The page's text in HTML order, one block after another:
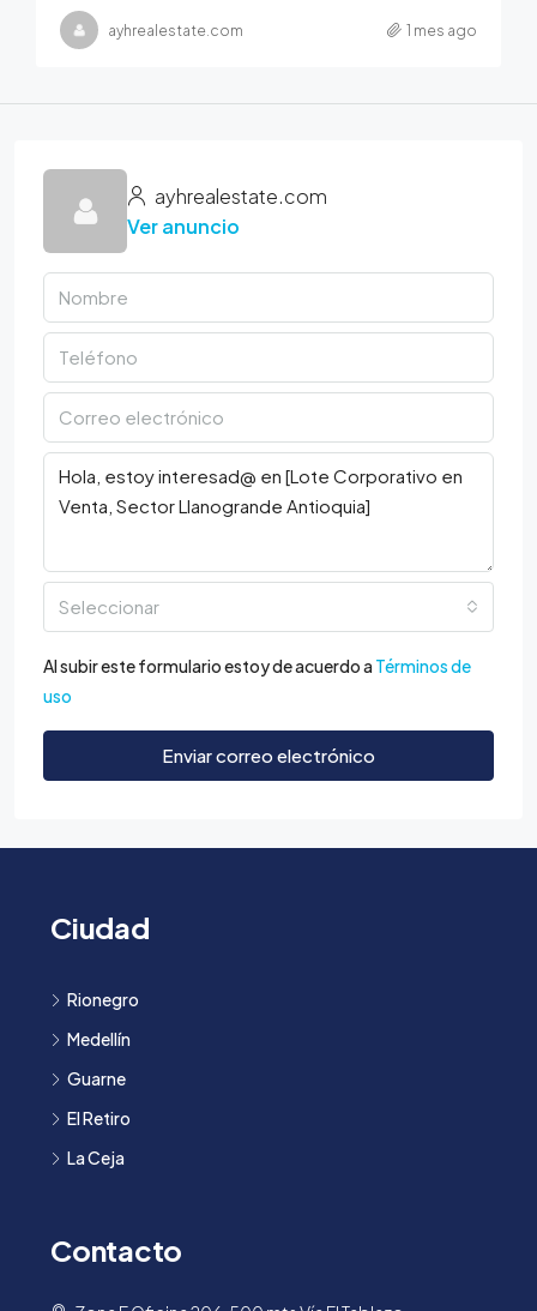
ayhrealestate.com 1 mes ago
ayhrealestate.com
Ver anuncio
Seleccionar
Al subir este formulario estoy de acuerdo a Términos de
uso
Enviar correo electrónico
Ciudad
Rionegro
Medellín
Guarne
El Retiro
La Ceja
Contacto